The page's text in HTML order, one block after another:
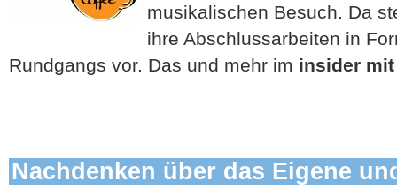
musikalischen Besuch. Da
ihre Abschlussarbeiten in
Rundgangs vor. Das und mehr im insider
Nachdenken über das Eigene